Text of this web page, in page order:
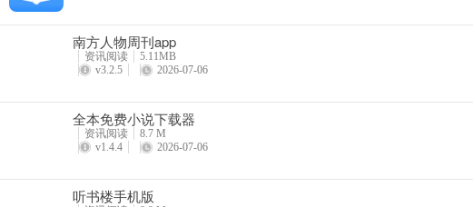
6、输入图中验证码
南方人物周刊app
资讯阅读
5.11MB
v3.2.5
2026-07-06
全本免费小说下载器
资讯阅读
8.7 M
v1.4.4
2026-07-06
听书楼手机版